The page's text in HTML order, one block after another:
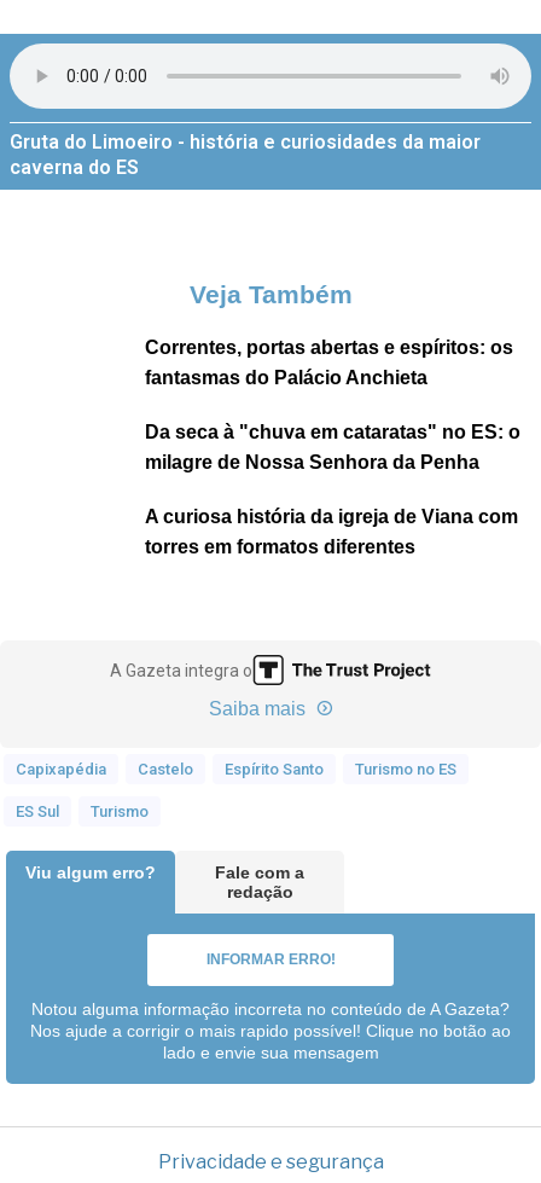
Gruta do Limoeiro - história e curiosidades da maior
caverna do ES
Veja Também
Correntes, portas abertas e espíritos: os
fantasmas do Palácio Anchieta
Da seca à "chuva em cataratas" no ES: o
milagre de Nossa Senhora da Penha
A curiosa história da igreja de Viana com
torres em formatos diferentes
A Gazeta integra o
Saiba mais
Capixapédia Castelo Espírito Santo Turismo no ES
ES Sul Turismo
Viu algum erro?
Fale com a
redação
INFORMAR ERRO!
Notou alguma informação incorreta no conteúdo de A Gazeta?
Nos ajude a corrigir o mais rapido possível! Clique no botão ao
lado e envie sua mensagem
Privacidade e segurança